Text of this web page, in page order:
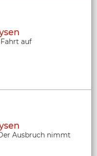
auf
Ausbruch nimmt